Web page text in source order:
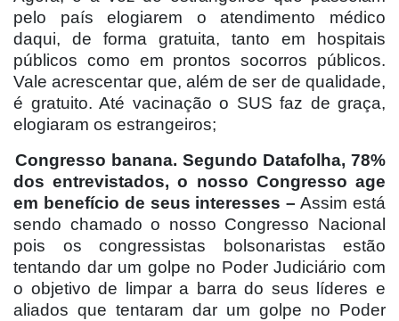
pelo país elogiarem o atendimento médico
daqui, de forma gratuita, tanto em hospitais
públicos como em prontos socorros públicos.
Vale acrescentar que, além de ser de qualidade,
é gratuito. Até vacinação o SUS faz de graça,
elogiaram os estrangeiros;
Congresso banana. Segundo Datafolha, 78%
dos entrevistados, o nosso Congresso age
em benefício de seus interesses – Assim está
sendo chamado o nosso Congresso Nacional
pois os congressistas bolsonaristas estão
tentando dar um golpe no Poder Judiciário com
o objetivo de limpar a barra do seus líderes e
aliados que tentaram dar um golpe no Poder